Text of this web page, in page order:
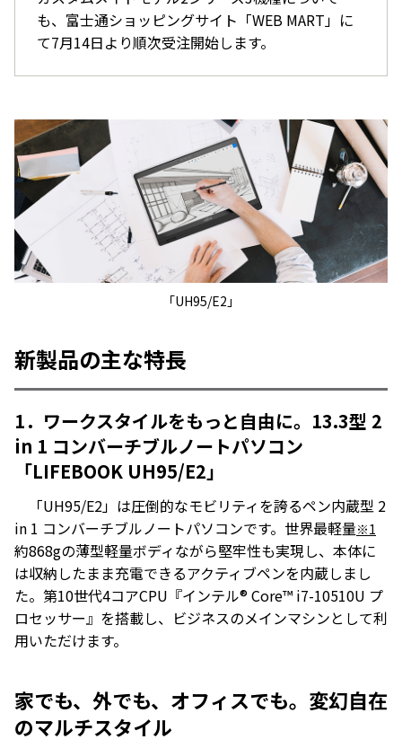
も、富士通ショッピングサイト「WEB MART」に
て7月14日より順次受注開始します。
「UH95/E2」
新製品の主な特長
1．ワークスタイルをもっと自由に。13.3型 2
in 1 コンバーチブルノートパソコン
「LIFEBOOK UH95/E2」
「UH95/E2」は圧倒的なモビリティを誇るペン内蔵型 2
in 1 コンバーチブルノートパソコンです。世界最軽量※1
約868gの薄型軽量ボディながら堅牢性も実現し、本体に
は収納したまま充電できるアクティブペンを内蔵しまし
た。第10世代4コアCPU『インテル® Core™ i7-10510U プ
ロセッサー』を搭載し、ビジネスのメインマシンとして利
用いただけます。
家でも、外でも、オフィスでも。変幻自在
のマルチスタイル